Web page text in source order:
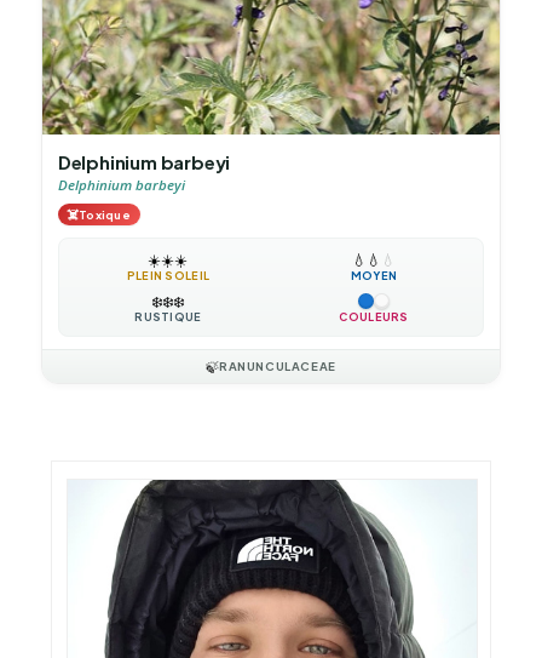
Delphinium barbeyi
Delphinium barbeyi
☠️Toxique
☀️☀️☀️
PLEIN SOLEIL
💧 💧 💧
MOYEN
❄️❄️❄️
RUSTIQUE COULEURS
🍃RANUNCULACEAE